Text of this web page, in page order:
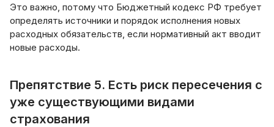
Это важно, потому что Бюджетный кодекс РФ требует
определять источники и порядок исполнения новых
расходных обязательств, если нормативный акт вводит
новые расходы.
Препятствие 5. Есть риск пересечения с
уже существующими видами
страхования